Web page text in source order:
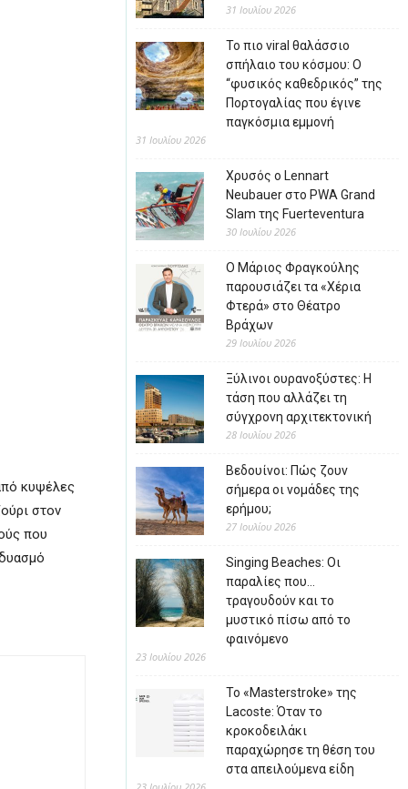
κυψέλες
στον
που
31 Ιουλίου 2026
Το πιο viral θαλάσσιο
σπήλαιο του κόσμου: Ο
“φυσικός καθεδρικός” της
Πορτογαλίας που έγινε
παγκόσμια εμμονή
31 Ιουλίου 2026
Χρυσός ο Lennart
Neubauer στο PWA Grand
Slam της Fuerteventura
30 Ιουλίου 2026
Ο Μάριος Φραγκούλης
παρουσιάζει τα «Χέρια
Φτερά» στο Θέατρο
Βράχων
29 Ιουλίου 2026
Ξύλινοι ουρανοξύστες: Η
τάση που αλλάζει τη
σύγχρονη αρχιτεκτονική
28 Ιουλίου 2026
Βεδουίνοι: Πώς ζουν
σήμερα οι νομάδες της
ερήμου;
27 Ιουλίου 2026
Singing Beaches: Οι
παραλίες που…
τραγουδούν και το
μυστικό πίσω από το
φαινόμενο
23 Ιουλίου 2026
Το «Masterstroke» της
Lacoste: Όταν το
κροκοδειλάκι
παραχώρησε τη θέση του
στα απειλούμενα είδη